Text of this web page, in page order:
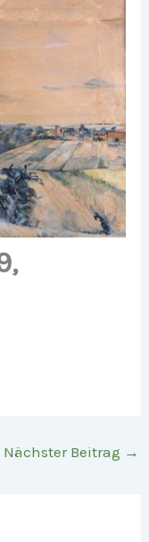
Nächster Beitrag →